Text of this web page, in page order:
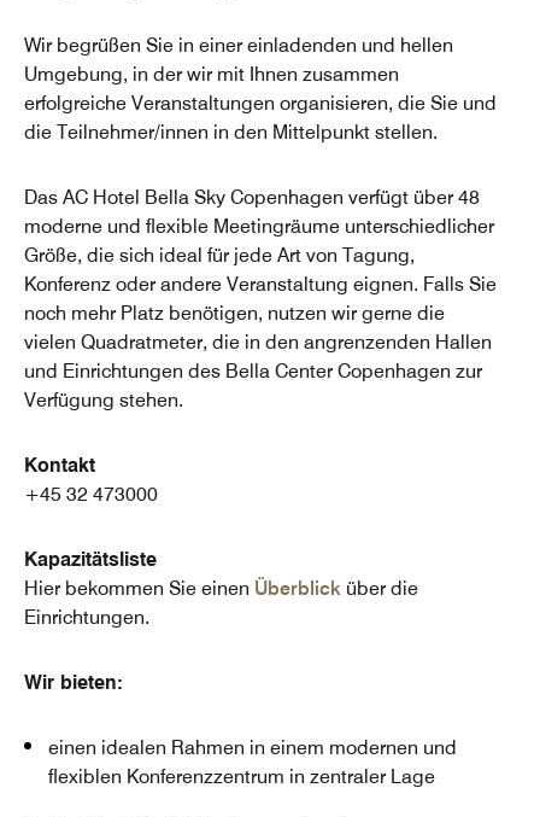
Wir begrüßen Sie in einer einladenden und hellen
Umgebung, in der wir mit Ihnen zusammen
erfolgreiche Veranstaltungen organisieren, die Sie und
die Teilnehmer/innen in den Mittelpunkt stellen.
Das AC Hotel Bella Sky Copenhagen verfügt über 48
moderne und flexible Meetingräume unterschiedlicher
Größe, die sich ideal für jede Art von Tagung,
Konferenz oder andere Veranstaltung eignen. Falls Sie
noch mehr Platz benötigen, nutzen wir gerne die
vielen Quadratmeter, die in den angrenzenden Hallen
und Einrichtungen des Bella Center Copenhagen zur
Verfügung stehen.
Kontakt
+45 32 473000
Kapazitätsliste
Hier bekommen Sie einen Überblick über die
Einrichtungen.
Wir bieten:
einen idealen Rahmen in einem modernen und
flexiblen Konferenzzentrum in zentraler Lage